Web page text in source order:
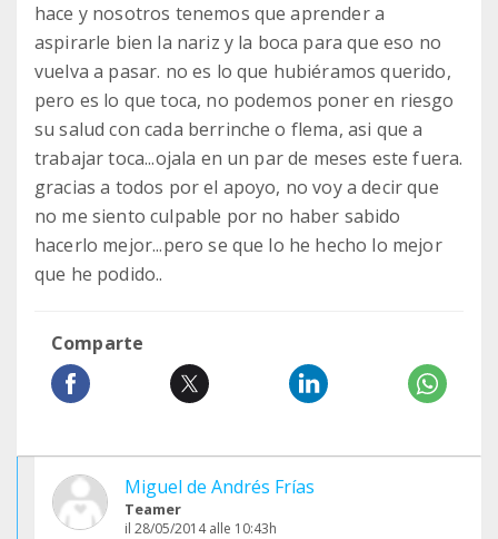
hace y nosotros tenemos que aprender a
aspirarle bien la nariz y la boca para que eso no
vuelva a pasar. no es lo que hubiéramos querido,
pero es lo que toca, no podemos poner en riesgo
su salud con cada berrinche o flema, asi que a
trabajar toca...ojala en un par de meses este fuera.
gracias a todos por el apoyo, no voy a decir que
no me siento culpable por no haber sabido
hacerlo mejor...pero se que lo he hecho lo mejor
que he podido..
Comparte
Miguel de Andrés Frías
Teamer
il 28/05/2014 alle 10:43h